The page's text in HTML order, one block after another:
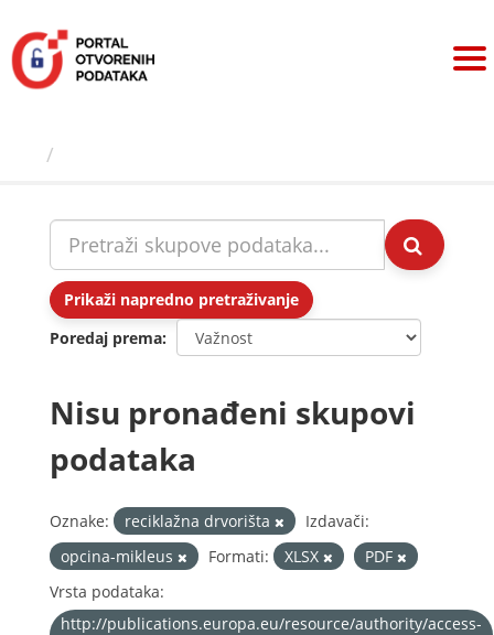
sadržaj
Prikaži napredno pretraživanje
Poredaj prema
Nisu pronađeni skupovi
podataka
Oznake: reciklažna drvorišta
Izdavači:
opcina-mikleus
Formati: XLSX
PDF
Vrsta podataka:
http://publications.europa.eu/resource/authority/access-